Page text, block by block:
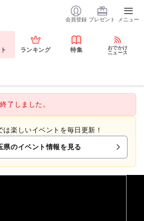
会員登録 プレゼント メニュー
ランキング 特集
おでかけ
ニュース
了しました。
は楽しいイベントを毎日更新！
県のイベント情報を見る